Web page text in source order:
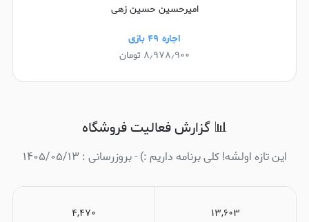
امیرحسین حسین زهی
اجاره ۴۹ بازی
۸٫۹۷۸٫۹۰۰ تومان
📊 گزارش فعالیت فروشگاه
این تازه اولشه! کلی برنامه داریم :) - بروزرسانی : ۱۴۰۵/۰۵/۱۳
۱۳,۶۰۳
۴,۴۷۰